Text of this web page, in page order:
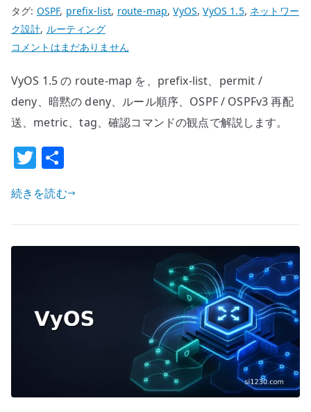
タグ: OSPF, prefix-list, route-map,VyOS,VyOS 1.5, ネットワー
ク設計, ルーティング
VyOS
map
設
定
prefix-
list
と
配
送
コメントはまだありません
VyOS 1.5 の route-map を、prefix-list、permit /
deny、暗黙の deny、ルール順序、OSPF / OSPFv3 再配
送、metric、tag、確認コマンドの観点で解説します。
T
w
it
te
r
続きを読む